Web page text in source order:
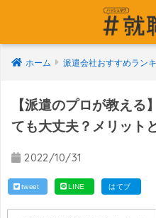
ホーム 派遣会社おすすめラン
【派遣のプロが教える
ても大丈夫？メリット
2022/10/31
tweet LINE はてブ